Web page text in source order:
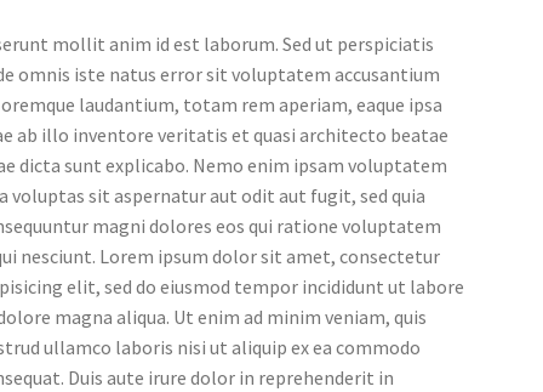
mollit anim id est laborum. Sed ut perspiciatis
omnis iste natus error sit voluptatem accusantium
laudantium, totam rem aperiam, eaque ipsa
ab illo inventore veritatis et quasi architecto beatae
dicta sunt explicabo. Nemo enim ipsam voluptatem
voluptas sit aspernatur aut odit aut fugit, sed quia
magni dolores eos qui ratione voluptatem
nesciunt. Lorem ipsum dolor sit amet, consectetur
elit, sed do eiusmod tempor incididunt ut labore
magna aliqua. Ut enim ad minim veniam, quis
ullamco laboris nisi ut aliquip ex ea commodo
Duis aute irure dolor in reprehenderit in